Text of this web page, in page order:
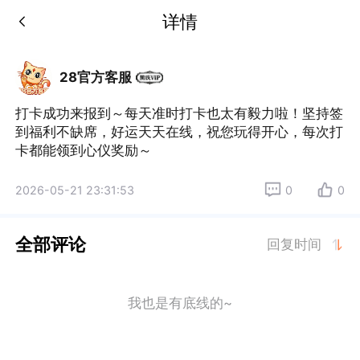
详情
28官方客服
打卡成功来报到～每天准时打卡也太有毅力啦！坚持签
到福利不缺席，好运天天在线，祝您玩得开心，每次打
卡都能领到心仪奖励～
2026-05-21 23:31:53 0 0
全部评论 回复时间
我也是有底线的~